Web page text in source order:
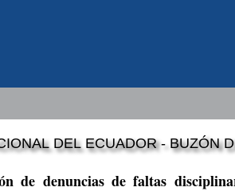
DEL ECUADOR - BUZÓN
de denuncias de faltas